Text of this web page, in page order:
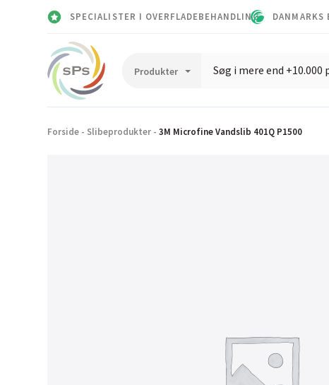
SPECIALISTER I OVERFLADEBEHANDLING DANMARKS
Forside - Slibeprodukter - 3M Microfine Vandslib 401Q P1500